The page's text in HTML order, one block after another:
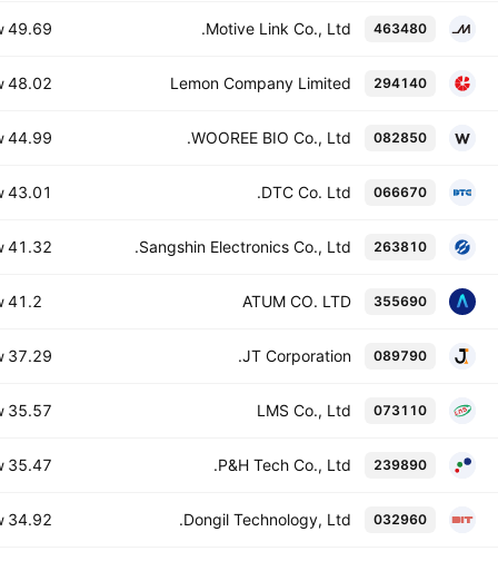
463480
Motive Link Co., Ltd.
49.69 B
294140
Lemon Company Limited
48.02 B
082850
WOOREE BIO Co., Ltd.
44.99 B
066670
DTC Co. Ltd.
43.01 B
263810
Sangshin Electronics Co., Ltd.
41.32 B
355690
ATUM CO. LTD
41.2 B
089790
JT Corporation.
37.29 B
073110
LMS Co., Ltd
35.57 B
239890
P&H Tech Co., Ltd.
35.47 B
032960
Dongil Technology, Ltd.
34.92 B